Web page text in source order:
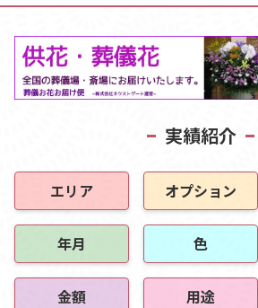
実績紹介
エリア オプション
年月 色
金額 用途